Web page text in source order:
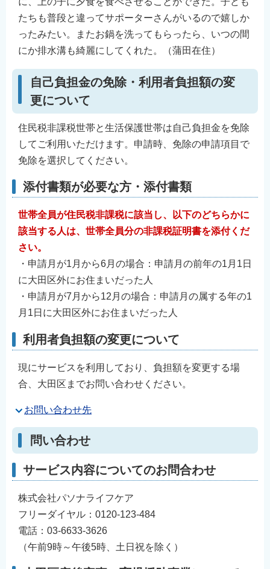
たちも普段と違ってサポーターさんがいるので嬉しか
ったみたい。またお鍋を洗ってもらったら、いつの間
にか排水溝も綺麗にしてくれた。（蒲田在住）
自己負担金の免除・利用者負担額の変
更について
住民税非課税世帯と生活保護世帯は自己負担金を免除
してご利用いただけます。申請時、免除の申請項目で
免除を選択してください。
添付書類が必要な方・添付書類
世帯全員が住民税非課税に該当し、以下のどちらかに
該当する人は、世帯全員分の非課税証明書を添付くだ
さい。
・申請月が1月から6月の場合：申請月の前年の1月1日
に大田区外にお住まいだった人
・申請月が7月から12月の場合：申請月の属する年の1
月1日に大田区外にお住まいだった人
利用者負担額の変更について
現にサービスを利用しており、負担額を変更する場
合、大田区までお問い合わせください。
お問い合わせ先
問い合わせ
サービス内容についてのお問合わせ
株式会社パソナライフケア
フリーダイヤル：0120-123-484
電話：03-6633-3626
（午前9時～午後5時、土日祝を除く）